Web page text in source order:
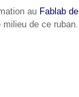
au Fablab de
de ce ruban.